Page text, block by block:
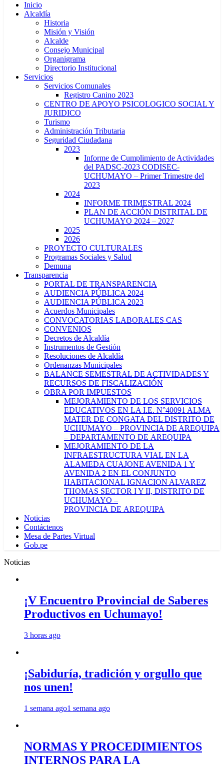
Inicio
Alcaldía
Historia
Misión y Visión
Alcalde
Consejo Municipal
Organigrama
Directorio Institucional
Servicios
Servicios Comunales
Registro Canino 2023
CENTRO DE APOYO PSICOLOGICO SOCIAL Y
JURIDICO
Turismo
Administración Tributaria
Seguridad Ciudadana
2023
Informe de Cumplimiento de Actividades
del PADSC-2023 CODISEC-
UCHUMAYO – Primer Trimestre del
2023
2024
INFORME TRIMESTRAL 2024
PLAN DE ACCIÓN DISTRITAL DE
UCHUMAYO 2024 – 2027
2025
2026
PROYECTO CULTURALES
Programas Sociales y Salud
Demuna
Transparencia
PORTAL DE TRANSPARENCIA
AUDIENCIA PÚBLICA 2024
AUDIENCIA PÚBLICA 2023
Acuerdos Municipales
CONVOCATORIAS LABORALES CAS
CONVENIOS
Decretos de Alcaldía
Instrumentos de Gestión
Resoluciones de Alcaldía
Ordenanzas Municipales
BALANCE SEMESTRAL DE ACTIVIDADES Y
RECURSOS DE FISCALIZACIÓN
OBRA POR IMPUESTOS
MEJORAMIENTO DE LOS SERVICIOS
EDUCATIVOS EN LA I.E. N°40091 ALMA
MATER DE CONGATA DEL DISTRITO DE
UCHUMAYO – PROVINCIA DE AREQUIPA
– DEPARTAMENTO DE AREQUIPA
MEJORAMIENTO DE LA
INFRAESTRUCTURA VIAL EN LA
ALAMEDA CUAJONE AVENIDA 1 Y
AVENIDA 2 EN EL CONJUNTO
HABITACIONAL IGNACION ALVAREZ
THOMAS SECTOR I Y II, DISTRITO DE
UCHUMAYO –
PROVINCIA DE AREQUIPA
Noticias
Contáctenos
Mesa de Partes Virtual
Gob.pe
Noticias
¡V Encuentro Provincial de Saberes
Productivos en Uchumayo!
3 horas ago
¡Sabiduría, tradición y orgullo que
nos unen!
1 semana ago1 semana ago
NORMAS Y PROCEDIMIENTOS
INTERNOS PARA LA